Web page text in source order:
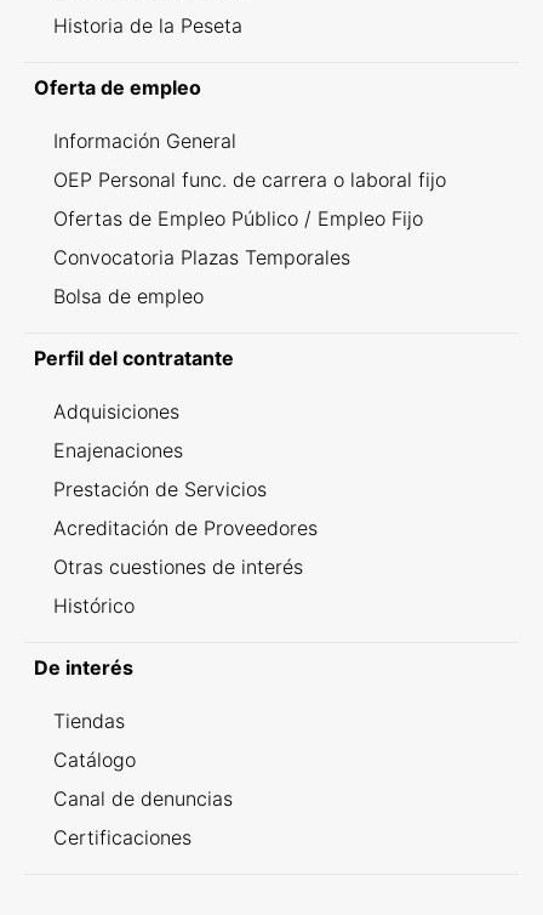
Historia de la Peseta
Oferta de empleo
Información General
OEP Personal func. de carrera o laboral fijo
Ofertas de Empleo Público / Empleo Fijo
Convocatoria Plazas Temporales
Bolsa de empleo
Perfil del contratante
Adquisiciones
Enajenaciones
Prestación de Servicios
Acreditación de Proveedores
Otras cuestiones de interés
Histórico
De interés
Tiendas
Catálogo
Canal de denuncias
Certificaciones